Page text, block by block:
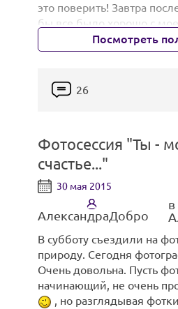
На прошлой неделе
дальше
. У меня есть 2
каждый занимает свое
и они то, ради чего нужно
свершать, творить и
что у меня будет все
детей все будет хо-ро-шо
это поверить! Завтра
бы все было хорошо с
Фото в комментариях.
Посмотреть
26
Фотосессия "Ты -
счастье..."
30 мая 2015
АлександраДобро
в
В субботу съездили на
природу. Сегодня
Очень довольна. Пусть
начинающий, не очень
, но разглядывая